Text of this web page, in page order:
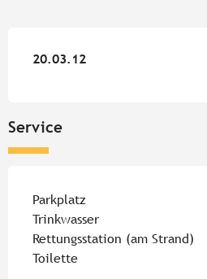
20.03.12
20.03.12
Service
Parkplatz
Trinkwasser
Rettungsstation (am Strand)
Toilette